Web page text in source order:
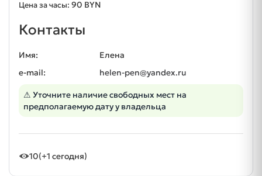
Цена за часы: 90 BYN
Контакты
Имя:
Елена
e-mail:
helen-pen@yandex.ru
⚠ Уточните наличие свободных мест на
предполагаемую дату у владельца
10(+1 сегодня)